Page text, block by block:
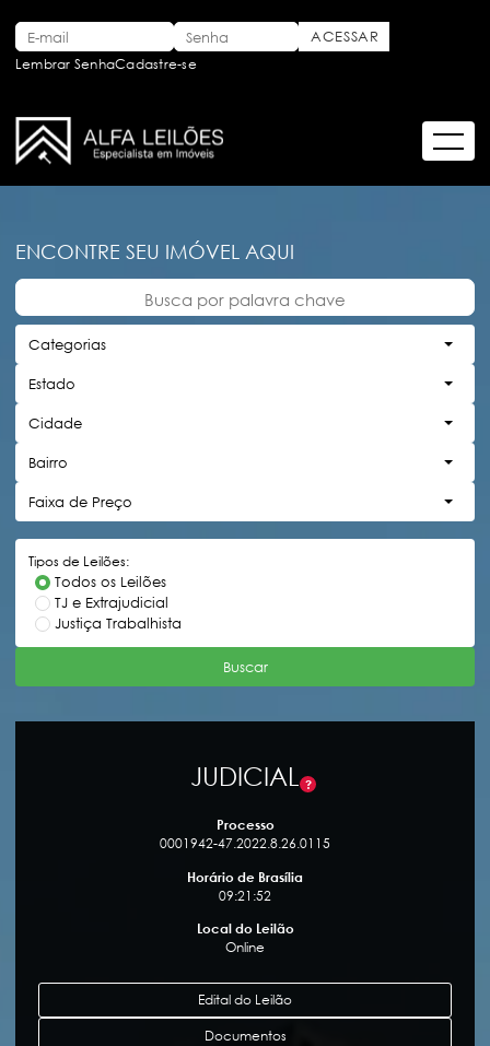
Lembrar SenhaCadastre-se
ENCONTRE SEU IMÓVEL AQUI
Categorias
Estado
Cidade
Bairro
Faixa de Preço
Tipos de Leilões:
Todos os Leilões
TJ e Extrajudicial
Justiça Trabalhista
Buscar
JUDICIAL ?
Processo
0001942-47.2022.8.26.0115
Horário de Brasília
09:21:52
Local do Leilão
Online
Edital do Leilão
Documentos